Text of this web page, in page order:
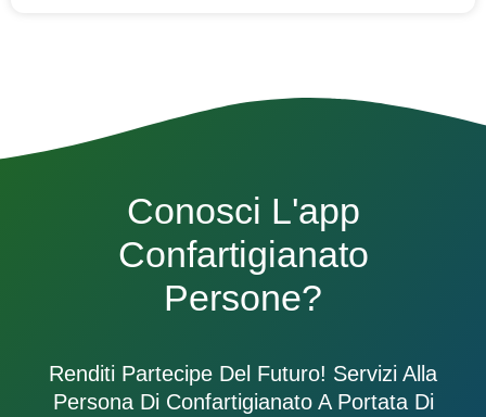
Conosci L'app
Confartigianato
Persone?
Renditi Partecipe Del Futuro! Servizi Alla
Persona Di Confartigianato A Portata Di